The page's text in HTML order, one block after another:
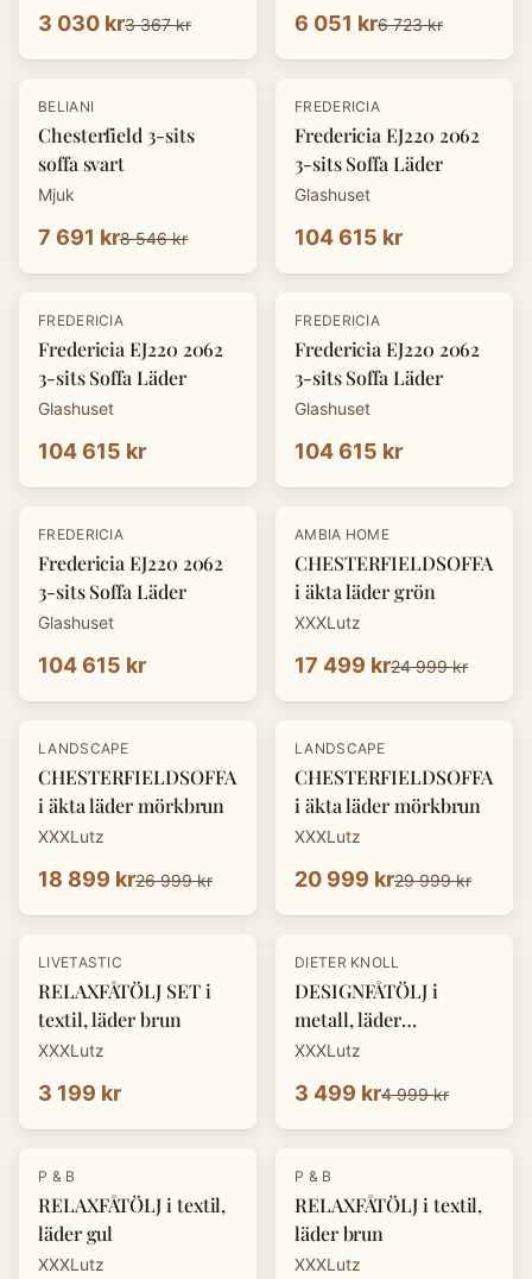
3 030 kr3 367 kr 6 051 kr6 723 kr
-10 %
BELIANI
Chesterfield 3-sits
soffa svart
Mjuk
7 691 kr8 546 kr
FREDERICIA
Fredericia EJ220 2062
3-sits Soffa Läder
Glashuset
104 615 kr
FREDERICIA
Fredericia EJ220 2062
3-sits Soffa Läder
Glashuset
104 615 kr
FREDERICIA
Fredericia EJ220 2062
3-sits Soffa Läder
Glashuset
104 615 kr
FREDERICIA
Fredericia EJ220 2062
3-sits Soffa Läder
Glashuset
104 615 kr
-30%
AMBIA HOME
CHESTERFIELDSOFFA
i äkta läder grön
XXXLutz
17 499 kr24 999 kr
- 30%
LANDSCAPE
CHESTERFIELDSOFFA
i äkta läder mörkbrun
XXXLutz
18 899 kr26 999 kr
- 30%
LANDSCAPE
CHESTERFIELDSOFFA
i äkta läder mörkbrun
XXXLutz
20 999 kr29 999 kr
LIVETASTIC
RELAXFÅTÖLJ SET i
textil, läder brun
XXXLutz
3 199 kr
-30%
DIETER KNOLL
DESIGNFÅTÖLJ i
metall, läder
cognacfärgad
XXXLutz
3 499 kr4 999 kr
P & B
RELAXFÅTÖLJ i textil,
läder gul
XXXLutz
P & B
RELAXFÅTÖLJ i textil,
läder brun
XXXLutz